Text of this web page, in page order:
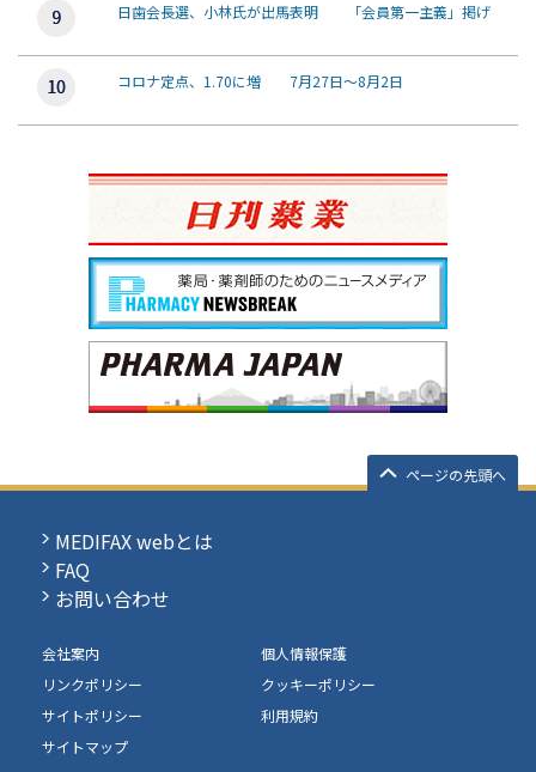
日歯会長選、小林氏が出馬表明 「会員第一主義」掲げ
コロナ定点、1.70に増 7月27日～8月2日
ページの先頭へ
MEDIFAX webとは
FAQ
お問い合わせ
会社案内
個人情報保護
リンクポリシー
クッキーポリシー
サイトポリシー
利用規約
サイトマップ